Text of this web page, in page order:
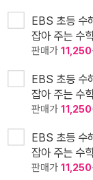
EBS 초등 수
잡아 주는 수
판매가 11,250
EBS 초등 수
잡아 주는 수
판매가 11,250
EBS 초등 수
잡아 주는 수
판매가 11,250